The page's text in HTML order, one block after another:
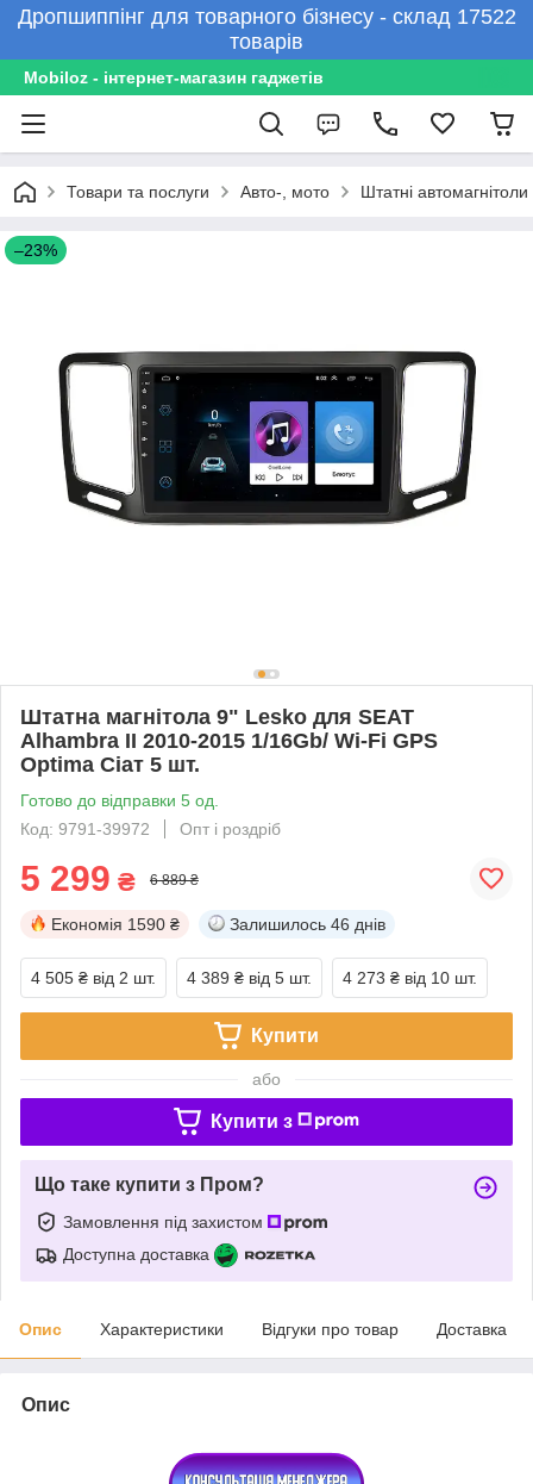
Дропшиппінг для товарного бізнесу - склад 17522
товарів
Mobiloz - інтернет-магазин гаджетів
Товари та послуги Авто-, мото Штатні автомагнітоли
–23%
Штатна магнітола 9" Lesko для SEAT
Alhambra II 2010-2015 1/16Gb/ Wi-Fi GPS
Optima Сіат 5 шт.
Готово до відправки 5 од.
Код: 9791-39972
Опт і роздріб
5 299 ₴ 6 889 ₴
Економія 1590 ₴ Залишилось 46 днів
4 505 ₴ від 2 шт. 4 389 ₴ від 5 шт. 4 273 ₴ від 10 шт.
Купити
або
Купити з
Що таке купити з Пром?
Замовлення під захистом
Доступна доставка
Опис Характеристики Відгуки про товар Доставка
Опис